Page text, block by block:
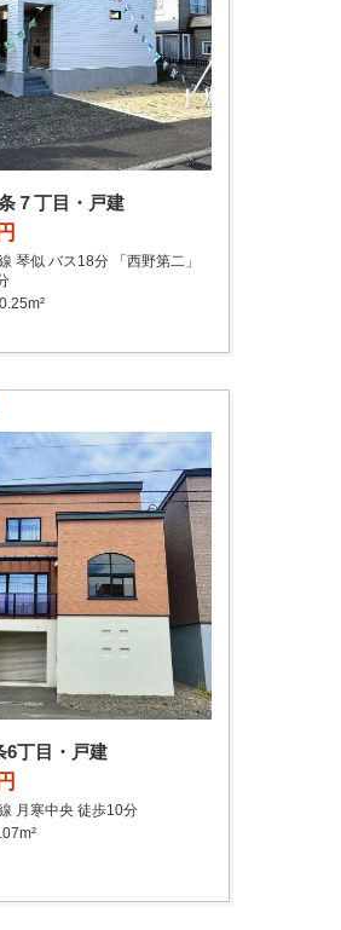
７丁目・戸建
琴似 バス18分 「西野第二」
6丁目・戸建
月寒中央 徒歩10分